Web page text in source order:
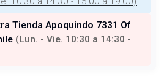
Tienda Apoquindo 7331 Of
(Lun. - Vie. 10:30 a 14:30 -